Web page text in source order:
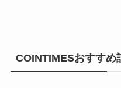
COINTIMESおすすめ